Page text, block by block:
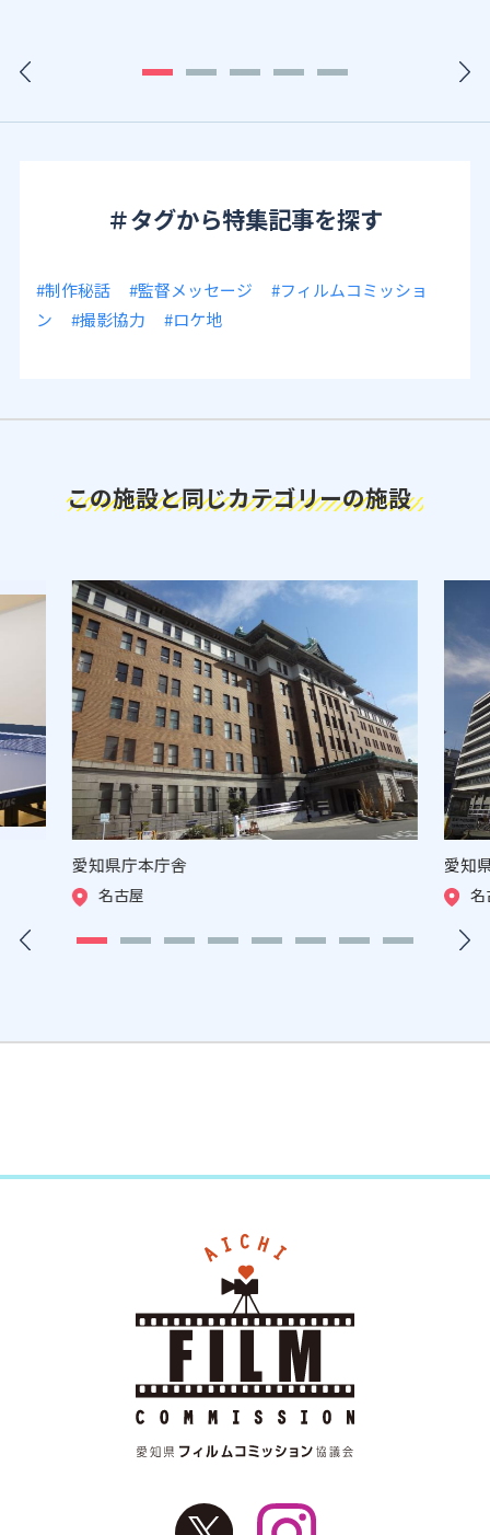
＃タグから特集記事を探す
#制作秘話 #監督メッセージ
#フィルムコミッショ
ン
#撮影協力 #ロケ地
この施設と同じカテゴリーの施設
愛知県庁本庁舎
名古屋
愛知
名